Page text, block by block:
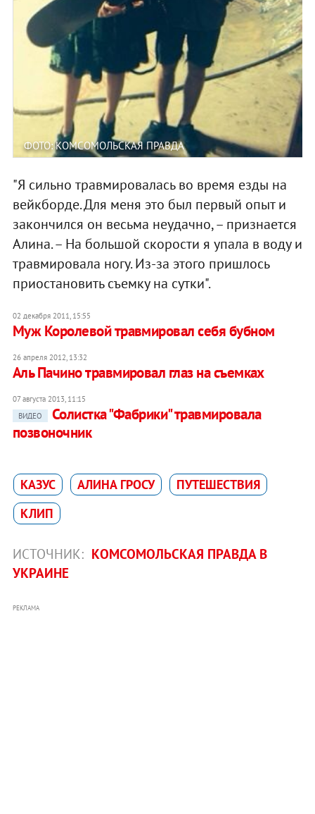
ФОТО: КОМСОМОЛЬСКАЯ ПРАВДА
"Я сильно травмировалась во время езды на
вейкборде. Для меня это был первый опыт и
закончился он весьма неудачно, – признается
Алина. – На большой скорости я упала в воду и
травмировала ногу. Из-за этого пришлось
приостановить съемку на сутки".
02 декабря 2011, 15:55
Муж Королевой травмировал себя бубном
26 апреля 2012, 13:32
Аль Пачино травмировал глаз на съемках
07 августа 2013, 11:15
ВИДЕО
Солистка "Фабрики" травмировала
позвоночник
КАЗУС АЛИНА ГРОСУ
ПУТЕШЕСТВИЯ
КЛИП
ИСТОЧНИК: КОМСОМОЛЬСКАЯ ПРАВДА В
УКРАИНЕ
РЕКЛАМА